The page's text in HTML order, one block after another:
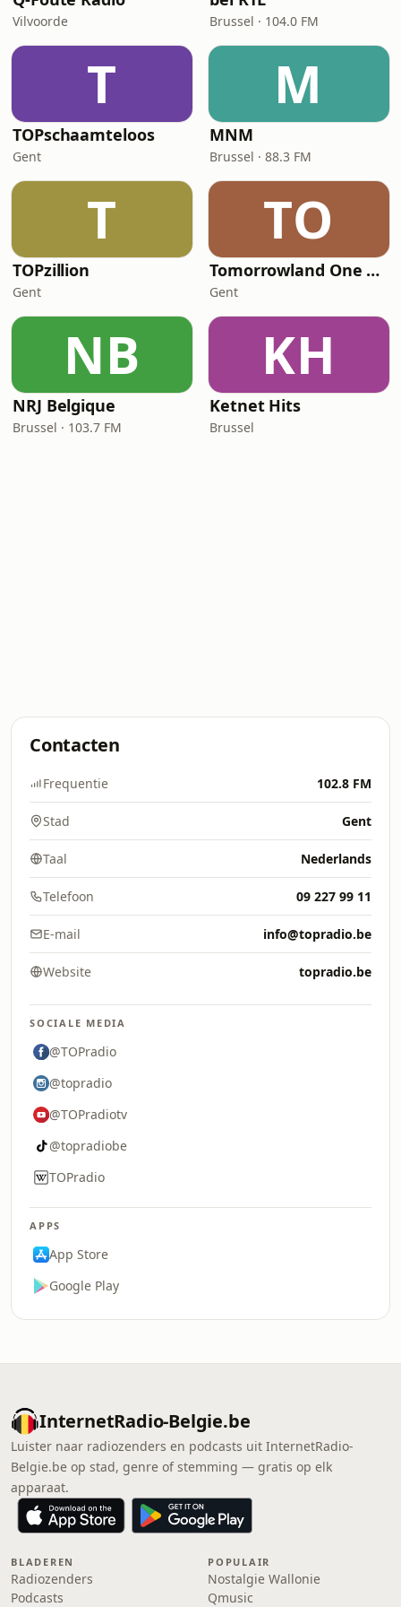
Vilvoorde Brussel · 104.0 FM
T
TOPschaamteloos
Gent
M
MNM
Brussel · 88.3 FM
T
TOPzillion
Gent
TO
Tomorrowland One World Radio
Gent
NB
NRJ Belgique
Brussel · 103.7 FM
KH
Ketnet Hits
Brussel
Contacten
Frequentie 102.8 FM
Stad Gent
Taal Nederlands
Telefoon 09 227 99 11
E-mail info@topradio.be
Website topradio.be
SOCIALE MEDIA
@TOPradio
@topradio
@TOPradiotv
@topradiobe
TOPradio
APPS
App Store
Google Play
InternetRadio-Belgie.be
Luister naar radiozenders en podcasts uit InternetRadio-
Belgie.be op stad, genre of stemming — gratis op elk
apparaat.
BLADEREN
Radiozenders
Podcasts
POPULAIR
Nostalgie Wallonie
Qmusic